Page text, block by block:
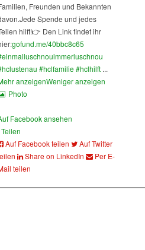
Freunden und Bekannten
Jede Spende und jedes
hilft!👉 Den Link findet ihr
gofund.me/40bbc8c65
#hclfamilie#hclhilft ...
anzeigenWeniger anzeigen
Photo
Facebook ansehen
Teilen
Auf Facebook teilen
Auf Twitter
Share on LinkedIn
Per E-
teilen